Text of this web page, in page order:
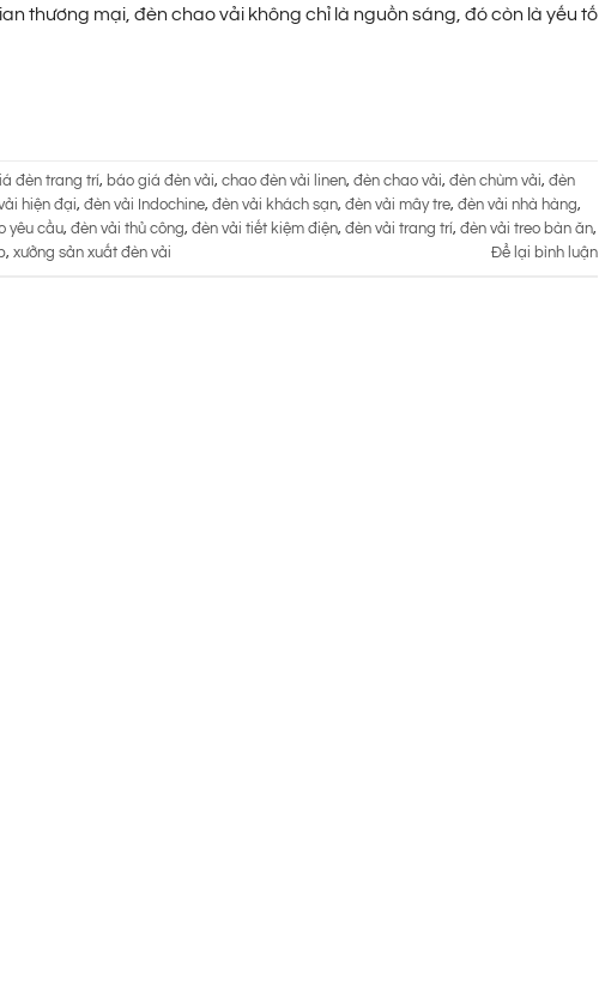
thương mại, đèn chao vải không chỉ là nguồn sáng, đó còn là yếu tố
đèn trang trí, báo giá đèn vải, chao đèn vải linen, đèn chao vải, đèn chùm vải, đèn
hiện đại, đèn vải Indochine, đèn vải khách sạn, đèn vải mây tre, đèn vải nhà hàng,
yêu cầu, đèn vải thủ công, đèn vải tiết kiệm điện, đèn vải trang trí, đèn vải treo bàn ăn,
, xưởng sản xuất đèn vải Để lại bình luận